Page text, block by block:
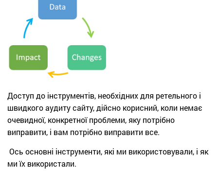
Доступ до інструментів, необхідних для ретельного і
швидкого аудиту сайту, дійсно корисний, коли немає
очевидної, конкретної проблеми, яку потрібно
виправити, і вам потрібно виправити все.
Ось основні інструменти, які ми використовували, і як
ми їх використали.